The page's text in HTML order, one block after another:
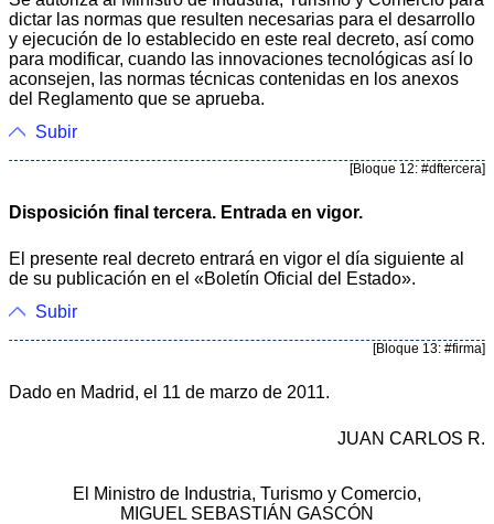
dictar las normas que resulten necesarias para el desarrollo
y ejecución de lo establecido en este real decreto, así como
para modificar, cuando las innovaciones tecnológicas así lo
aconsejen, las normas técnicas contenidas en los anexos
del Reglamento que se aprueba.
Subir
[Bloque 12: #dftercera]
Disposición final tercera. Entrada en vigor.
El presente real decreto entrará en vigor el día siguiente al
de su publicación en el «Boletín Oficial del Estado».
Subir
[Bloque 13: #firma]
Dado en Madrid, el 11 de marzo de 2011.
JUAN CARLOS R.
El Ministro de Industria, Turismo y Comercio,
MIGUEL SEBASTIÁN GASCÓN